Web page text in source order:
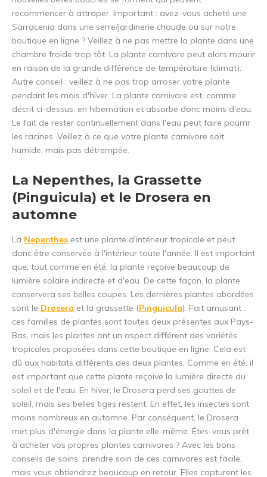
recommencer à attraper. Important : avez-vous acheté une
Sarracenia dans une serre/jardinerie chaude ou sur notre
boutique en ligne ? Veillez à ne pas mettre la plante dans une
chambre froide trop tôt. La plante carnivore peut alors mourir
en raison de la grande différence de température (climat).
Autre conseil : veillez à ne pas trop arroser votre plante
pendant les mois d'hiver. La plante carnivore est, comme
décrit ci-dessus, en hibernation et absorbe donc moins d'eau.
Le fait de rester continuellement dans l'eau peut faire pourrir
les racines. Veillez à ce que votre plante carnivore soit
humide, mais pas détrempée.
La Nepenthes, la Grassette
(Pinguicula) et le Drosera en
automne
La Nepenthes est une plante d'intérieur tropicale et peut
donc être conservée à l'intérieur toute l'année. Il est important
que, tout comme en été, la plante reçoive beaucoup de
lumière solaire indirecte et d'eau. De cette façon, la plante
conservera ses belles coupes. Les dernières plantes abordées
sont le Drosera et la grassette (Pinguicula). Fait amusant :
ces familles de plantes sont toutes deux présentes aux Pays-
Bas, mais les plantes ont un aspect différent des variétés
tropicales proposées dans cette boutique en ligne. Cela est
dû aux habitats différents des deux plantes. Comme en été, il
est important que cette plante reçoive la lumière directe du
soleil et de l'eau. En hiver, le Drosera perd ses gouttes de
soleil, mais ses belles tiges restent. En effet, les insectes sont
moins nombreux en automne. Par conséquent, le Drosera
met plus d'énergie dans la plante elle-même. Êtes-vous prêt
à acheter vos propres plantes carnivores ? Avec les bons
conseils de soins, prendre soin de ces carnivores est facile,
mais vous obtiendrez beaucoup en retour. Elles capturent les